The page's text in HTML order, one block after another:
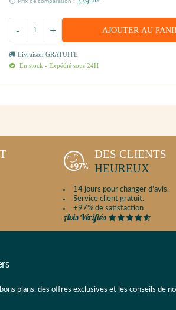
Prix de comparaison :
+
- AJOUTER AU
Livraison GRATUITE
En stock - Expédié sous 24H
DES CLIENTS
HEUREUX
14 jours pour changer d'avis.
Service client gratuit.
+97% de satisfaction
plans, des offres exclusives et les conseils de